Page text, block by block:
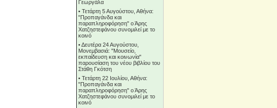
Γεωργάλα
• Τετάρτη 5 Αυγούστου, Αθήνα:
"Προπαγάνδα και
παραπληροφόρηση" ο Άρης
Χατζηστεφάνου συνομιλεί με το
κοινό
•Δευτέρα 24 Αυγούστου,
Μονεμβασιά: "Μουσείο,
εκπαίδευση και κοινωνία"
παρουσίαση του νέου βιβλίου του
Στάθη Γκότση
• Τετάρτη 22 Ιουλίου, Αθήνα:
"Προπαγάνδα και
παραπληροφόρηση" ο Άρης
Χατζηστεφάνου συνομιλεί με το
κοινό